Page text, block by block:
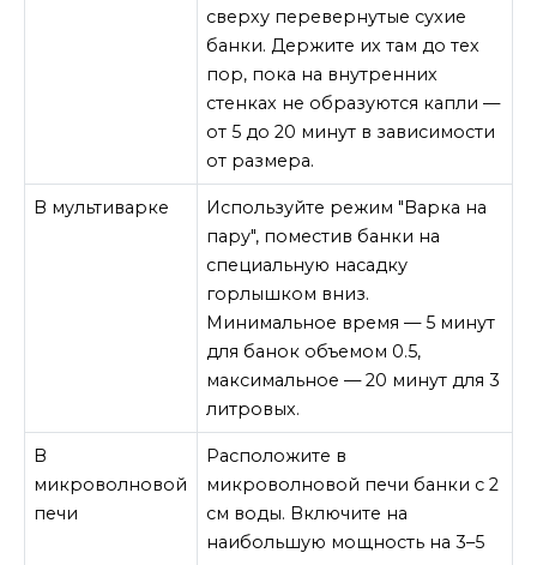
сверху перевернутые сухие
банки. Держите их там до тех
пор, пока на внутренних
стенках не образуются капли —
от 5 до 20 минут в зависимости
от размера.
В мультиварке
Используйте режим "Варка на
пару", поместив банки на
специальную насадку
горлышком вниз.
Минимальное время — 5 минут
для банок объемом 0.5,
максимальное — 20 минут для 3
литровых.
В
микроволновой
печи
Расположите в
микроволновой печи банки с 2
см воды. Включите на
наибольшую мощность на 3–5